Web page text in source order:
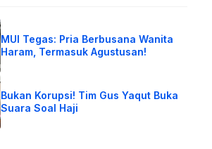
MUI Tegas: Pria Berbusana Wanita
Haram, Termasuk Agustusan!
Bukan Korupsi! Tim Gus Yaqut Buka
Suara Soal Haji